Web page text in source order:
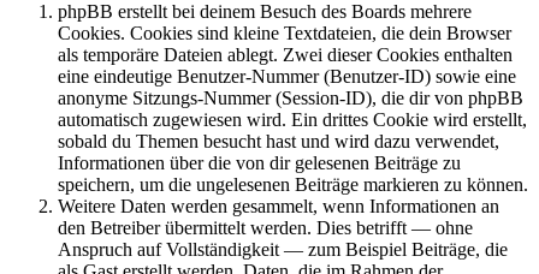
phpBB erstellt bei deinem Besuch des Boards mehrere
Cookies. Cookies sind kleine Textdateien, die dein Browser
als temporäre Dateien ablegt. Zwei dieser Cookies enthalten
eine eindeutige Benutzer-Nummer (Benutzer-ID) sowie eine
anonyme Sitzungs-Nummer (Session-ID), die dir von phpBB
automatisch zugewiesen wird. Ein drittes Cookie wird erstellt,
sobald du Themen besucht hast und wird dazu verwendet,
Informationen über die von dir gelesenen Beiträge zu
speichern, um die ungelesenen Beiträge markieren zu können.
Weitere Daten werden gesammelt, wenn Informationen an
den Betreiber übermittelt werden. Dies betrifft — ohne
Anspruch auf Vollständigkeit — zum Beispiel Beiträge, die